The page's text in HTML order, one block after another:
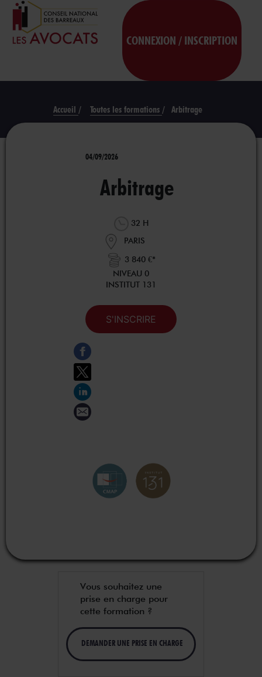
CONNEXION / INSCRIPTION
Accueil / Toutes les formations / Arbitrage
04/09/2026
Arbitrage
32 H
PARIS
3 840 €*
NIVEAU 0
INSTITUT 131
S'INSCRIRE
Vous souhaitez une
prise en charge pour
cette formation ?
DEMANDER UNE PRISE EN CHARGE